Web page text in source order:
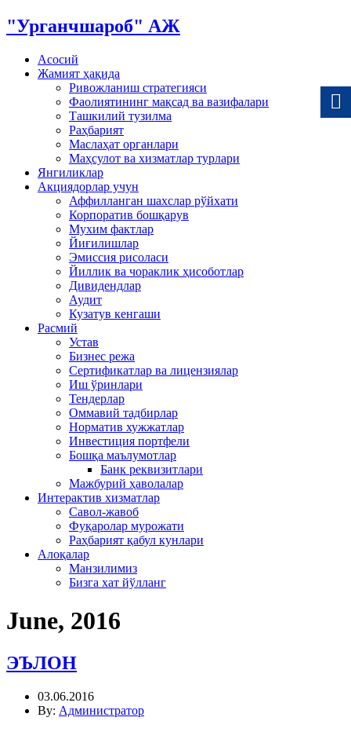
"Урганчшароб" АЖ
Асосий
Жамият ҳақида
Ривожланиш стратегияси
Фаолиятининг мақсад ва вазифалари
Ташкилий тузилма
Раҳбарият
Маслаҳат органлари
Маҳсулот ва хизматлар турлари
Янгиликлар
Акциядорлар учун
Аффилланган шахслар рўйхати
Корпоратив бошқарув
Мухим фактлар
Йиғилишлар
Эмиссия рисоласи
Йиллик ва чораклик ҳисоботлар
Дивидендлар
Аудит
Кузатув кенгаши
Расмий
Устав
Бизнес режа
Сертификатлар ва лицензиялар
Иш ўринлари
Тендерлар
Оммавий тадбирлар
Норматив хужжатлар
Инвестиция портфели
Бошқа маълумотлар
Банк реквизитлари
Мажбурий ҳаволалар
Интерактив хизматлар
Савол-жавоб
Фуқаролар мурожати
Раҳбарият қабул кунлари
Алоқалар
Манзилимиз
Бизга хат йўлланг
June, 2016
ЭЪЛОН
03.06.2016
By: Администратор